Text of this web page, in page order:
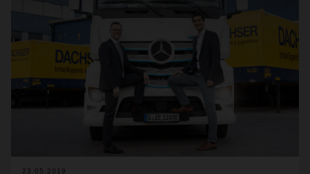
23.05.2019